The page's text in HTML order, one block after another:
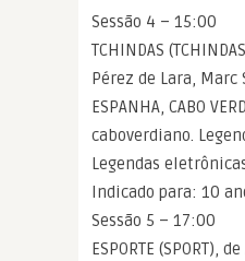
Sessão 4 – 15:00
TCHINDAS
Pérez de Lara, Marc
ESPANHA, CABO
caboverdiano.
Legendas
Indicado para: 10
Sessão 5 – 17:00
ESPORTE (SPORT),